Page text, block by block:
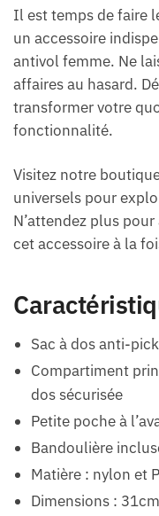
Il est temps de faire
un accessoire
antivol femme. Ne
affaires au hasard.
transformer votre
fonctionnalité.
Visitez notre
universels pour
N’attendez plus
cet accessoire à la
Sac à dos anti-
Compartiment
dos sécurisée
Petite poche à
Bandoulière
Matière : nylon et
Dimensions :